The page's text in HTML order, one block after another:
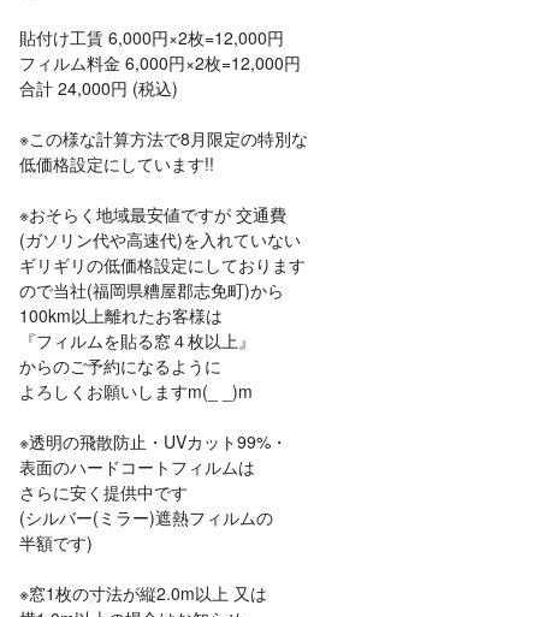
貼付け工賃 6,000円×2枚=12,000円
フィルム料金 6,000円×2枚=12,000円
合計 24,000円 (税込)
※この様な計算方法で8月限定の特別な
低価格設定にしています!!
※おそらく地域最安値ですが 交通費
(ガソリン代や高速代)を入れていない
ギリギリの低価格設定にしております
ので当社(福岡県糟屋郡志免町)から
100km以上離れたお客様は
『フィルムを貼る窓４枚以上』
からのご予約になるように
よろしくお願いしますm(_ _)m
※透明の飛散防止・UVカット99%・
表面のハードコートフィルムは
さらに安く提供中です
(シルバー(ミラー)遮熱フィルムの
半額です)
※窓1枚の寸法が縦2.0m以上 又は